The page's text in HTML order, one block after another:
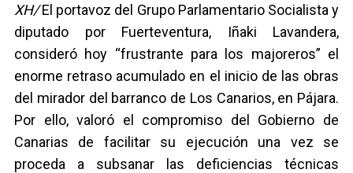
XH/El portavoz del Grupo Parlamentario Socialista y
diputado por Fuerteventura, Iñaki Lavandera,
consideró hoy “frustrante para los majoreros” el
enorme retraso acumulado en el inicio de las obras
del mirador del barranco de Los Canarios, en Pájara.
Por ello, valoró el compromiso del Gobierno de
Canarias de facilitar su ejecución una vez se
proceda a subsanar las deficiencias técnicas